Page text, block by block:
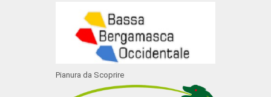
Pianura da Scoprire